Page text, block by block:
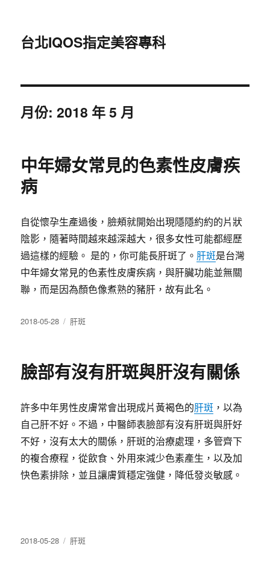
台北IQOS指定美容專科
月份:2018 年 5 月
中年婦女常見的色素性皮膚疾
病
自從懷孕生產過後，臉頰就開始出現隱隱約約的片狀
陰影，隨著時間越來越深越大，很多女性可能都經歷
過這樣的經驗。 是的，你可能長肝斑了。 肝斑是台灣
中年婦女常見的色素性皮膚疾病，與肝臟功能並無關
聯，而是因為顏色像煮熟的豬肝，故有此名。
發
2018-05-28
分
肝斑
臉部有沒有肝斑與肝沒有關係
許多中年男性皮膚常會出現成片黃褐色的肝斑 ，以為
自己肝不好。不過，中醫師表臉部有沒有肝斑與肝好
不好，沒有太大的關係，肝斑的治療處理，多管齊下
的複合療程，從飲食、外用來減少色素產生，以及加
快色素排除，並且讓膚質穩定強健，降低發炎敏感。
發
2018-05-28
分
肝斑